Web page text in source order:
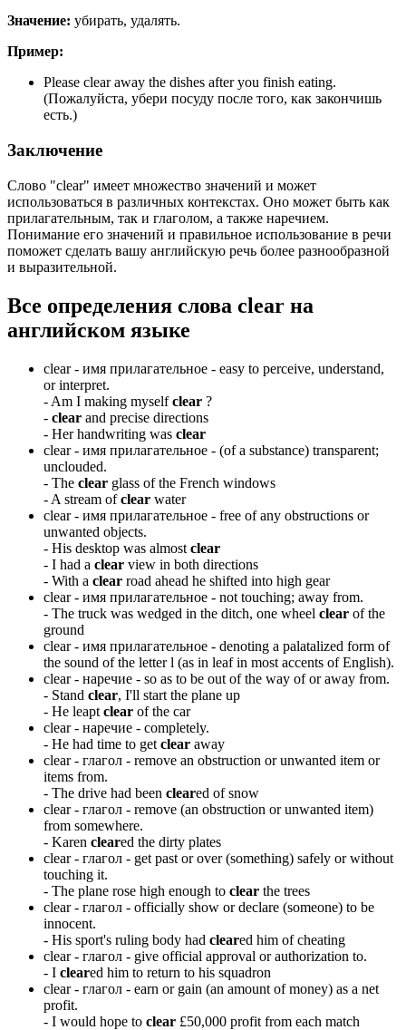
Значение: убирать, удалять.
Пример:
Please clear away the dishes after you finish eating.
(Пожалуйста, убери посуду после того, как закончишь
есть.)
Заключение
Слово "clear" имеет множество значений и может
использоваться в различных контекстах. Оно может быть как
прилагательным, так и глаголом, а также наречием.
Понимание его значений и правильное использование в речи
поможет сделать вашу английскую речь более разнообразной
и выразительной.
Все определения слова clear на
английском языке
clear - имя прилагательное - easy to perceive, understand,
or interpret.
- Am I making myselfclear ?
- clear and precise directions
- Her handwriting was clear
clear - имя прилагательное - (of a substance) transparent;
unclouded.
- The clear glass of the French windows
- A stream ofclear water
clear - имя прилагательное - free of any obstructions or
unwanted objects.
- His desktop was almost clear
- I had a clear view in both directions
- With a clear road ahead he shifted into high gear
clear - имя прилагательное - not touching; away from.
- The truck was wedged in the ditch, one wheel clear of the
ground
clear - имя прилагательное - denoting a palatalized form of
the sound of the letter l (as in leaf in most accents of English).
clear - наречие - so as to be out of the way of or away from.
- Stand clear, I'll start the plane up
- He leapt clear of the car
clear - наречие - completely.
- He had time to get clear away
clear - глагол - remove an obstruction or unwanted item or
items from.
- The drive had been cleared of snow
clear - глагол - remove (an obstruction or unwanted item)
from somewhere.
- Karen cleared the dirty plates
clear - глагол - get past or over (something) safely or without
touching it.
- The plane rose high enough to clear the trees
clear - глагол - officially show or declare (someone) to be
innocent.
- His sport's ruling body had cleared him of cheating
clear - глагол - give official approval or authorization to.
- I cleared him to return to his squadron
clear - глагол - earn or gain (an amount of money) as a net
profit.
- I would hope to clear £50,000 profit from each match